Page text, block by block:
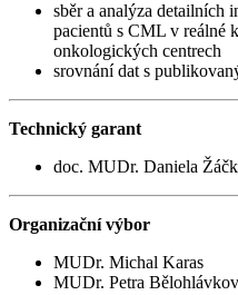
sběr a analýza detailních
pacientů s CML v reálné
onkologických centrech
srovnání dat s
Technický garant
doc. MUDr. Daniela
Organizační výbor
MUDr. Michal Karas
MUDr. Petra